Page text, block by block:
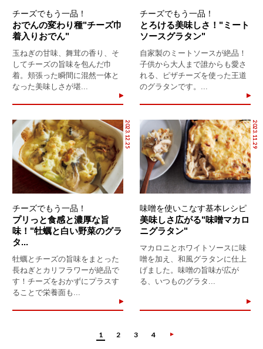
チーズでもう一品！
おでんの変わり種"チーズ巾
着入りおでん"
玉ねぎの甘味、舞茸の香り、そ
してチーズの旨味を包んだ巾
着。頬張った瞬間に混然一体と
なった美味しさが堪...
チーズでもう一品！
とろける美味しさ！"ミート
ソースグラタン"
自家製のミートソースが絶品！
子供から大人まで誰からも愛さ
れる、ピザチーズを使った王道
のグラタンです。...
2023.12.25
チーズでもう一品！
プリっと食感と濃厚な旨
味！"牡蠣と白い野菜のグラ
タ...
牡蠣とチーズの旨味をまとった
長ねぎとカリフラワーが絶品で
す！チーズをおかずにプラスす
ることで栄養面も...
2023.11.29
味噌を使いこなす基本レシピ
美味しさ広がる"味噌マカロ
ニグラタン"
マカロニとホワイトソースに味
噌を加え、和風グラタンに仕上
げました。味噌の旨味が広が
る、いつものグラタ...
1 2 3 4